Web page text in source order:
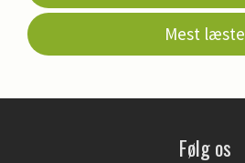
Mest læste
Følg os